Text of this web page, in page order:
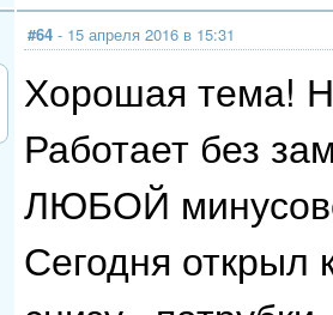
#64 - 15 апреля 2016 в 15:31
Хорошая тема!
Работает без
ЛЮБОЙ
Сегодня открыл